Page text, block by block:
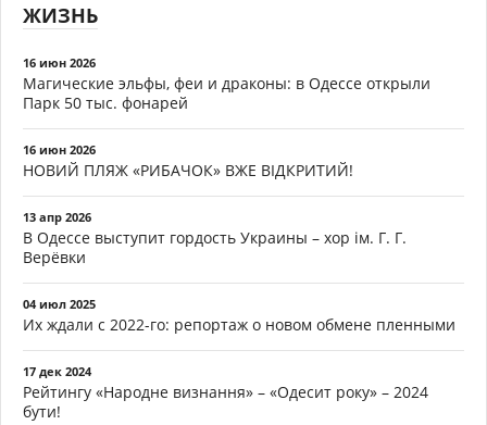
ЖИЗНЬ
16 июн 2026
Магические эльфы, феи и драконы: в Одессе открыли
Парк 50 тыс. фонарей
16 июн 2026
НОВИЙ ПЛЯЖ «РИБАЧОК» ВЖЕ ВІДКРИТИЙ!
13 апр 2026
В Одессе выступит гордость Украины – хор ім. Г. Г.
Верёвки
04 июл 2025
Их ждали с 2022-го: репортаж о новом обмене пленными
17 дек 2024
Рейтингу «Народне визнання» – «Одесит року» – 2024
бути!